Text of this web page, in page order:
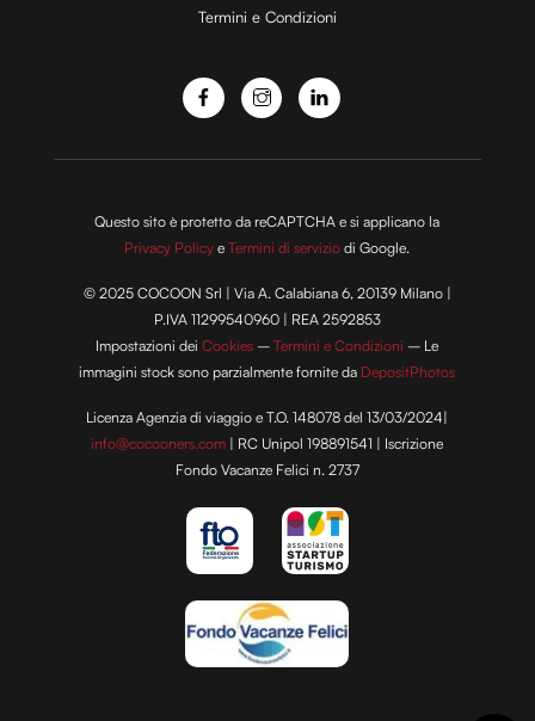
Termini e Condizioni
Questo sito è protetto da reCAPTCHA e si applicano la
Privacy Policy eTermini di servizio di Google.
© 2025 COCOON Srl | Via A. Calabiana 6, 20139 Milano |
P.IVA 11299540960 | REA 2592853
Impostazioni deiCookies –Termini e Condizioni – Le
immagini stock sono parzialmente fornite da DepositPhotos
Licenza Agenzia di viaggio e T.O. 148078 del 13/03/2024|
info@cocooners.com | RC Unipol 198891541 | Iscrizione
Fondo Vacanze Felici n. 2737